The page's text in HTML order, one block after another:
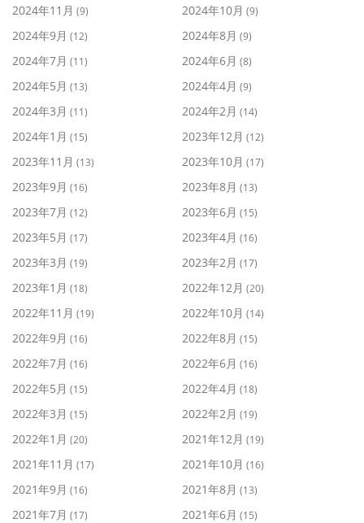
2024年11月 (9) 2024年10月 (9)
2024年9月 (12) 2024年8月 (9)
2024年7月 (11) 2024年6月 (8)
2024年5月 (13) 2024年4月 (9)
2024年3月 (11) 2024年2月 (14)
2024年1月 (15) 2023年12月 (12)
2023年11月 (13) 2023年10月 (17)
2023年9月 (16) 2023年8月 (13)
2023年7月 (12) 2023年6月 (15)
2023年5月 (17) 2023年4月 (16)
2023年3月 (19) 2023年2月 (17)
2023年1月 (18) 2022年12月 (20)
2022年11月 (19) 2022年10月 (14)
2022年9月 (16) 2022年8月 (15)
2022年7月 (16) 2022年6月 (16)
2022年5月 (15) 2022年4月 (18)
2022年3月 (15) 2022年2月 (19)
2022年1月 (20) 2021年12月 (19)
2021年11月 (17) 2021年10月 (16)
2021年9月 (16) 2021年8月 (13)
2021年7月 (17) 2021年6月 (15)